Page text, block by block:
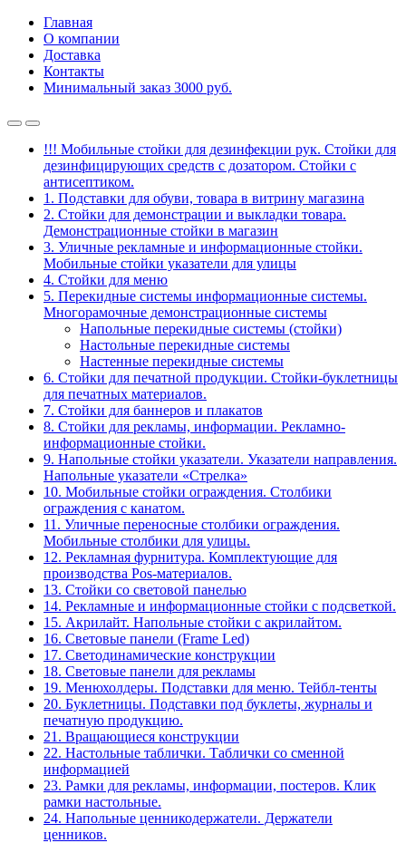
Главная
О компании
Доставка
Контакты
Минимальный заказ 3000 руб.
!!! Мобильные стойки для дезинфекции рук. Стойки для
дезинфицирующих средств с дозатором. Стойки с
антисептиком.
1. Подставки для обуви, товара в витрину магазина
2. Стойки для демонстрации и выкладки товара.
Демонстрационные стойки в магазин
3. Уличные рекламные и информационные стойки.
Мобильные стойки указатели для улицы
4. Стойки для меню
5. Перекидные системы информационные системы.
Многорамочные демонстрационные системы
Напольные перекидные системы (стойки)
Настольные перекидные системы
Настенные перекидные системы
6. Стойки для печатной продукции. Стойки-буклетницы
для печатных материалов.
7. Стойки для баннеров и плакатов
8. Стойки для рекламы, информации. Рекламно-
информационные стойки.
9. Напольные стойки указатели. Указатели направления.
Напольные указатели «Стрелка»
10. Мобильные стойки ограждения. Столбики
ограждения с канатом.
11. Уличные переносные столбики ограждения.
Мобильные столбики для улицы.
12. Рекламная фурнитура. Комплектующие для
производства Pos-материалов.
13. Стойки со световой панелью
14. Рекламные и информационные стойки с подсветкой.
15. Акрилайт. Напольные стойки с акрилайтом.
16. Световые панели (Frame Led)
17. Светодинамические конструкции
18. Световые панели для рекламы
19. Менюхолдеры. Подставки для меню. Тейбл-тенты
20. Буклетницы. Подставки под буклеты, журналы и
печатную продукцию.
21. Вращающиеся конструкции
22. Настольные таблички. Таблички со сменной
информацией
23. Рамки для рекламы, информации, постеров. Клик
рамки настольные.
24. Напольные ценникодержатели. Держатели
ценников.